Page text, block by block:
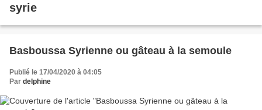
syrie
Basboussa Syrienne ou gâteau à la semoule
Publié le 17/04/2020 à 04:05
Par delphine